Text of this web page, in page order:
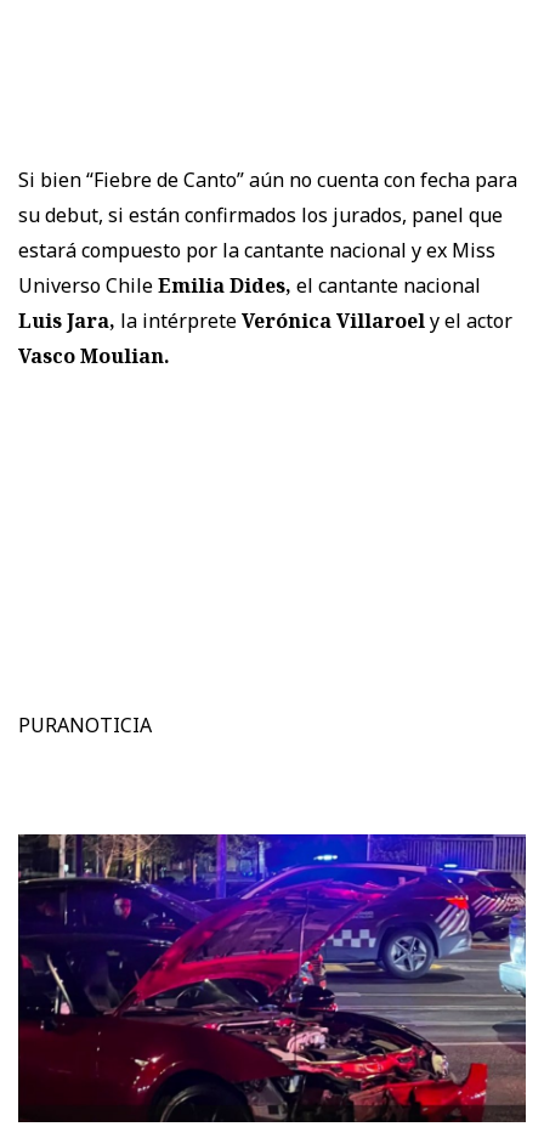
Si bien “Fiebre de Canto” aún no cuenta con fecha para
su debut, si están confirmados los jurados, panel que
estará compuesto por la cantante nacional y ex Miss
Universo ChileEmilia Dides, el cantante nacional
Luis Jara, la intérpreteVerónica Villaroely el actor
Vasco Moulian.
PURANOTICIA